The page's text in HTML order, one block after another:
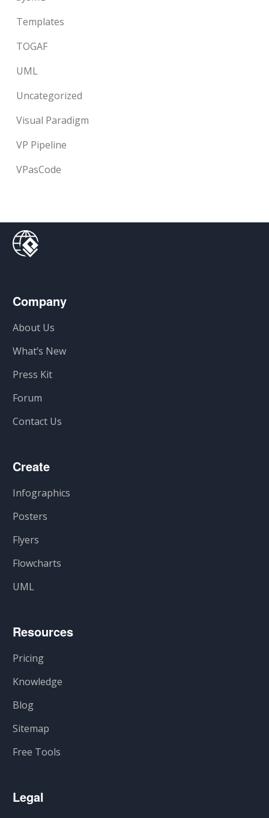
Templates
TOGAF
UML
Uncategorized
Visual Paradigm
VP Pipeline
VPasCode
Company
About Us
What’s New
Press Kit
Forum
Contact Us
Create
Infographics
Posters
Flyers
Flowcharts
UML
Resources
Pricing
Knowledge
Blog
Sitemap
Free Tools
Legal